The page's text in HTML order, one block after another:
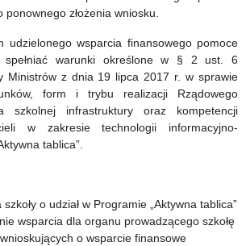
złożenia wniosku.
udzielonego wsparcia finansowego pomoce
spełniać warunki określone w § 2 ust. 6
Ministrów z dnia 19 lipca 2017 r. w sprawie
form i trybu realizacji Rządowego
szkolnej infrastruktury oraz kompetencji
w zakresie technologii informacyjno-
tablica”.
o udział w Programie „Aktywna tablica”
wsparcia dla organu prowadzącego szkołę
o wsparcie finansowe